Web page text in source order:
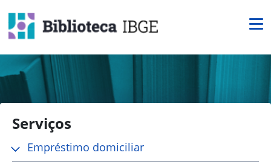
Serviços
Empréstimo domiciliar